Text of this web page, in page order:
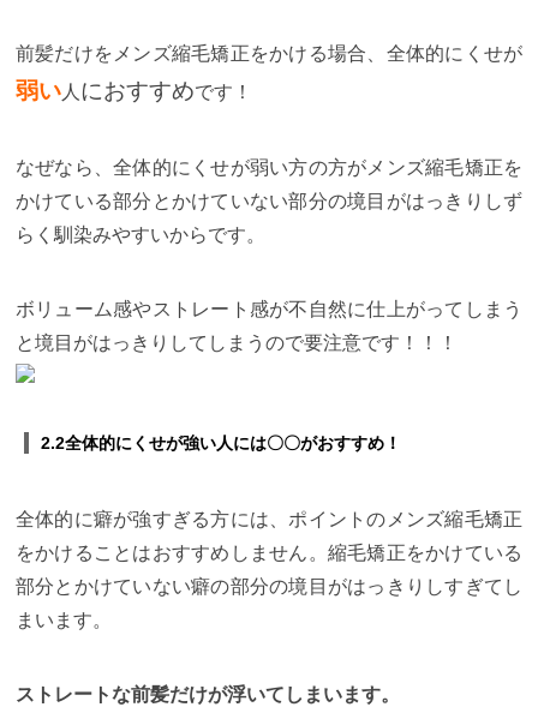
前髪だけをメンズ縮毛矯正をかける場合、 全体的に くせが
弱い 人 におすすめです！
なぜなら、全体的にくせが弱い方の方がメンズ縮毛矯正を
かけている部分とかけていない部分の境目がはっきりしず
らく馴染みやすいからです。
ボリューム感やストレート感が不自然に仕上がってしまう
と境目がはっきりしてしまうので要注意です！！！
2.2全体的にくせが強い人には〇〇がおすすめ！
全体的に癖が強すぎる方には、ポイントのメンズ縮毛矯正
をかけることはおすすめしません。縮毛矯正をかけている
部分とかけていない癖の部分の境目がはっきりしすぎてし
まいます。
ストレートな前髪だけが浮いてしまいます。